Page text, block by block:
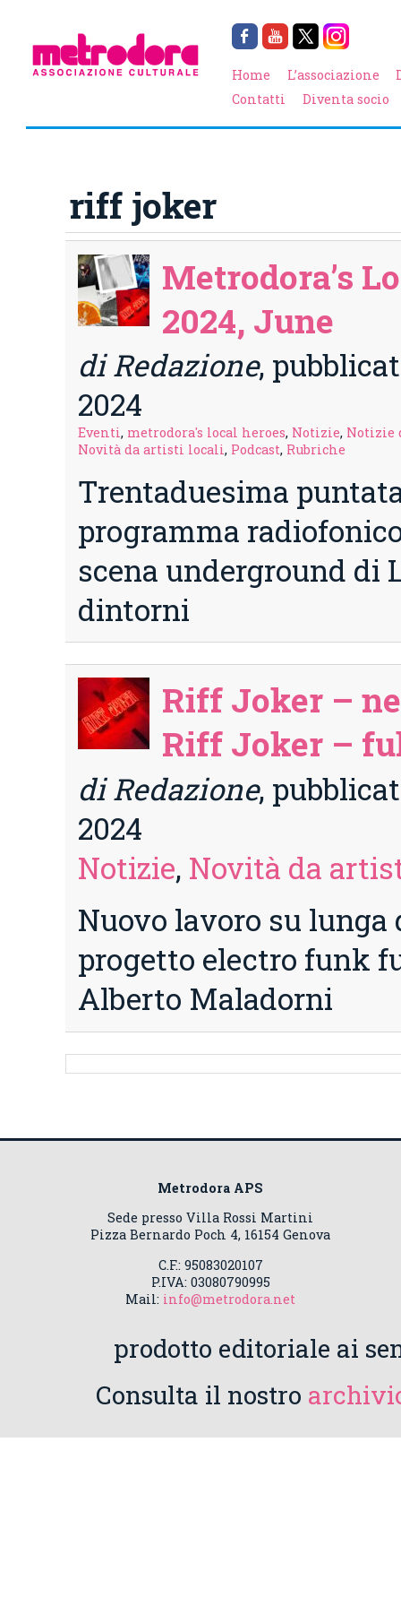
Home L’associazione
Contatti
Diventa socio
riff joker
Metrodora’s
2024, June
di Redazione,
2024
Eventi, metrodora's local heroes, Notizie, Notizie
Novità da artisti locali, Podcast, Rubriche
Trentaduesima
programma
scena underground di
dintorni
Riff Joker –
Riff Joker –
di Redazione,
2024
Notizie, Novità da
Nuovo lavoro su lunga
progetto electro funk
Alberto Maladorni
Metrodora APS
Sede presso Villa Rossi Martini
Pizza Bernardo Poch 4, 16154 Genova
C.F.: 95083020107
P.IVA: 03080790995
Mail: info@metrodora.net
prodotto editoriale ai
Consulta il nostro